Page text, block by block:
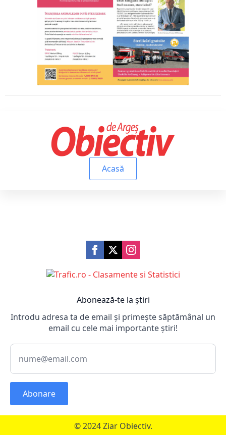
Acasă
Abonează-te la știri
Introdu adresa ta de email și primește săptămânal un
email cu cele mai importante știri!
Abonare
© 2024 Ziar Obiectiv.